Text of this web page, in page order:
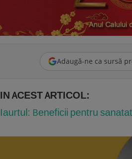
Adaugă-ne ca sursă
IN ACEST ARTICOL:
Iaurtul: Beneficii pentru